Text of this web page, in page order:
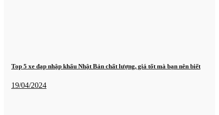
Top 5 xe đạp nhập khẩu Nhật Bản chất lượng, giá tốt mà bạn nên biết
19/04/2024